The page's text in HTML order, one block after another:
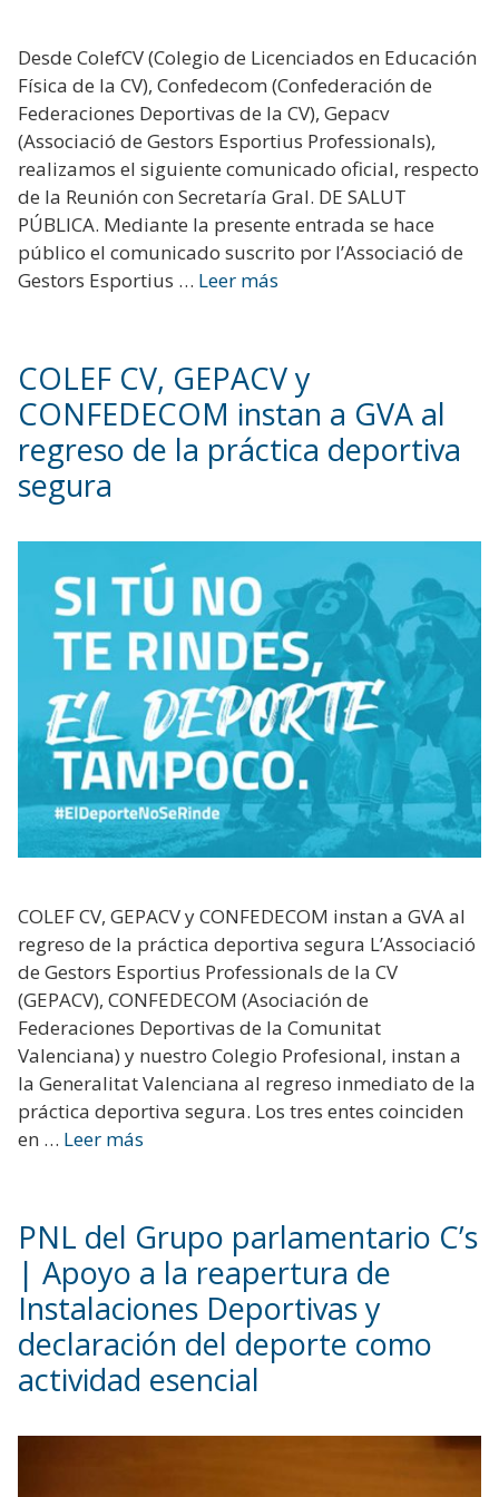
Desde ColefCV (Colegio de Licenciados en Educación
Física de la CV), Confedecom (Confederación de
Federaciones Deportivas de la CV), Gepacv
(Associació de Gestors Esportius Professionals),
realizamos el siguiente comunicado oficial, respecto
de la Reunión con Secretaría Gral. DE SALUT
PÚBLICA. Mediante la presente entrada se hace
público el comunicado suscrito por l’Associació de
Gestors Esportius … Leer más
COLEF CV, GEPACV y
CONFEDECOM instan a GVA al
regreso de la práctica deportiva
segura
COLEF CV, GEPACV y CONFEDECOM instan a GVA al
regreso de la práctica deportiva segura L’Associació
de Gestors Esportius Professionals de la CV
(GEPACV), CONFEDECOM (Asociación de
Federaciones Deportivas de la Comunitat
Valenciana) y nuestro Colegio Profesional, instan a
la Generalitat Valenciana al regreso inmediato de la
práctica deportiva segura. Los tres entes coinciden
en … Leer más
PNL del Grupo parlamentario C’s
| Apoyo a la reapertura de
Instalaciones Deportivas y
declaración del deporte como
actividad esencial